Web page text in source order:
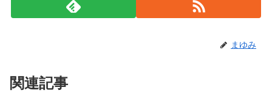
まゆみ
関連記事